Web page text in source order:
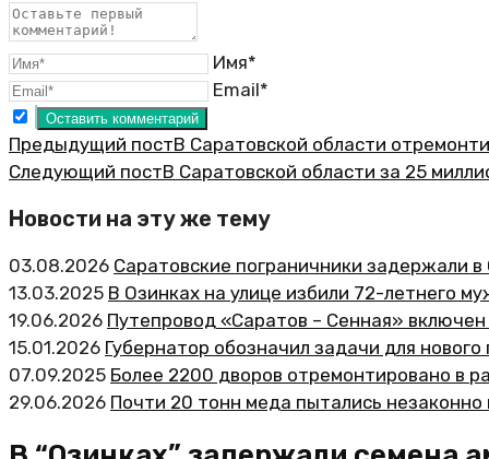
Имя*
Email*
Предыдущий постВ Саратовской области
Следующий постВ Саратовской области за 25
Новости на эту же тему
03.08.2026 Саратовские пограничники задержали в
13.03.2025 В Озинках на улице избили 72-летнего
19.06.2026 Путепровод «Саратов – Сенная»
15.01.2026 Губернатор обозначил задачи для
07.09.2025 Более 2200 дворов отремонтировано в
29.06.2026 Почти 20 тонн меда пытались